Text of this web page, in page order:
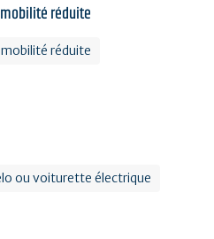
réduite
réduite
ou voiturette électrique